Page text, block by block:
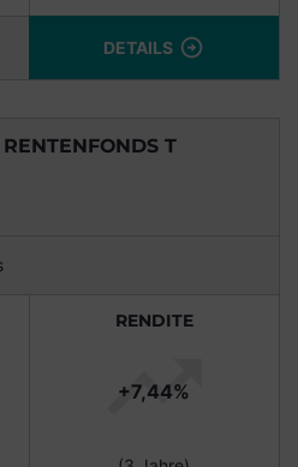
DETAILS
T
RENDITE
+7,44%